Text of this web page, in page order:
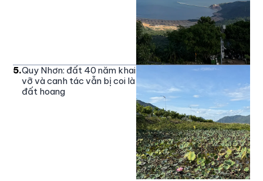
5.Quy Nhơn: đất 40 năm khai
vỡ và canh tác vẫn bị coi là
đất hoang